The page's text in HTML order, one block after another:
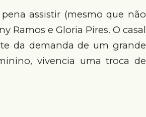
assistir (mesmo que não
Ramos e Gloria Pires. O casal
da demanda de um grande
vivencia uma troca de